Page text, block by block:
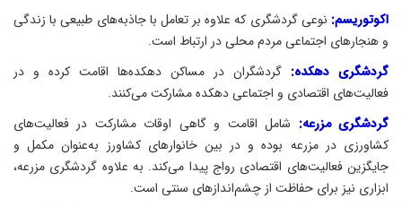
اكوتوريسم: نوعی گردشگری كه علاوه بر تعامل با جاذبه‌های طبيعی با زندگی
و هنجارهای اجتماعی مردم محلی در ارتباط است.
گردشگری دهكده:‌ گردشگران در مساكن دهكده‌ها اقامت كرده و در
فعاليت‌های اقتصادی و اجتماعی دهكده مشاركت می‌كنند.
گردشگری مزرعه: شامل اقامت و گاهی اوقات مشاركت در فعاليت‌های
كشاورزی در مزرعه بوده و در بين خانوارهای كشاورز به‌عنوان مكمل و
جايگزين فعاليت‌های اقتصادی رواج پيدا می‌كند. به علاوه گردشگری مزرعه،
ابزاری نيز برای حفاظت از چشم‌اندازهای سنتی است.